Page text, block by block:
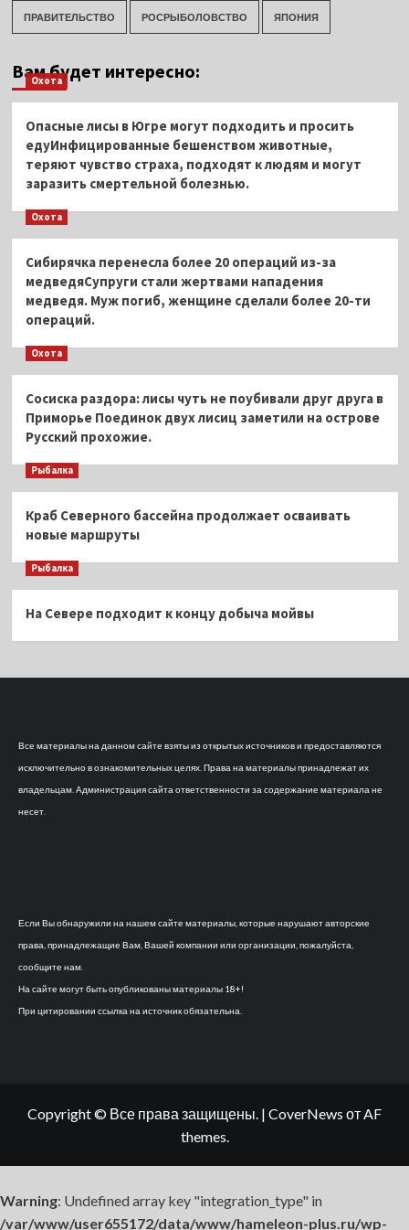
ПРАВИТЕЛЬСТВО РОСРЫБОЛОВСТВО ЯПОНИЯ
Вам будет интересно:
Охота
Опасные лисы в Югре могут подходить и просить
едуИнфицированные бешенством животные,
теряют чувство страха, подходят к людям и могут
заразить смертельной болезнью.
Охота
Сибирячка перенесла более 20 операций из-за
медведяСупруги стали жертвами нападения
медведя. Муж погиб, женщине сделали более 20-ти
операций.
Охота
Сосиска раздора: лисы чуть не поубивали друг друга в
Приморье Поединок двух лисиц заметили на острове
Русский прохожие.
Рыбалка
Краб Северного бассейна продолжает осваивать
новые маршруты
Рыбалка
На Севере подходит к концу добыча мойвы
Все материалы на данном сайте взяты из открытых источников и предоставляются
исключительно в ознакомительных целях. Права на материалы принадлежат их
владельцам. Администрация сайта ответственности за содержание материала не
несет.
Если Вы обнаружили на нашем сайте материалы, которые нарушают авторские
права, принадлежащие Вам, Вашей компании или организации, пожалуйста,
сообщите нам.
На сайте могут быть опубликованы материалы 18+!
При цитировании ссылка на источник обязательна.
Copyright © Все права защищены. | CoverNews от AF
themes.
Warning: Undefined array key "integration_type" in
/var/www/user655172/data/www/hameleon-plus.ru/wp-